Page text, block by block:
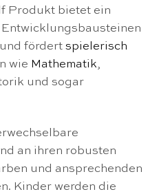
Produkt bietet ein
fördert spielerisch
wie Mathematik,
und sogar
an ihren robusten
und ansprechenden
Kinder werden die